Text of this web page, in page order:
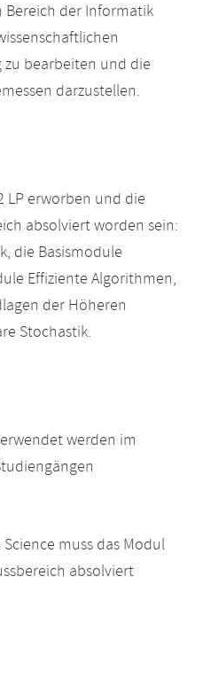
Bereich der Informatik
bearbeiten und die
darzustellen.
LP erworben und die
absolviert worden sein:
die Basismodule
Effiziente Algorithmen,
der Höheren
Stochastik.
werden im
muss das Modul
absolviert